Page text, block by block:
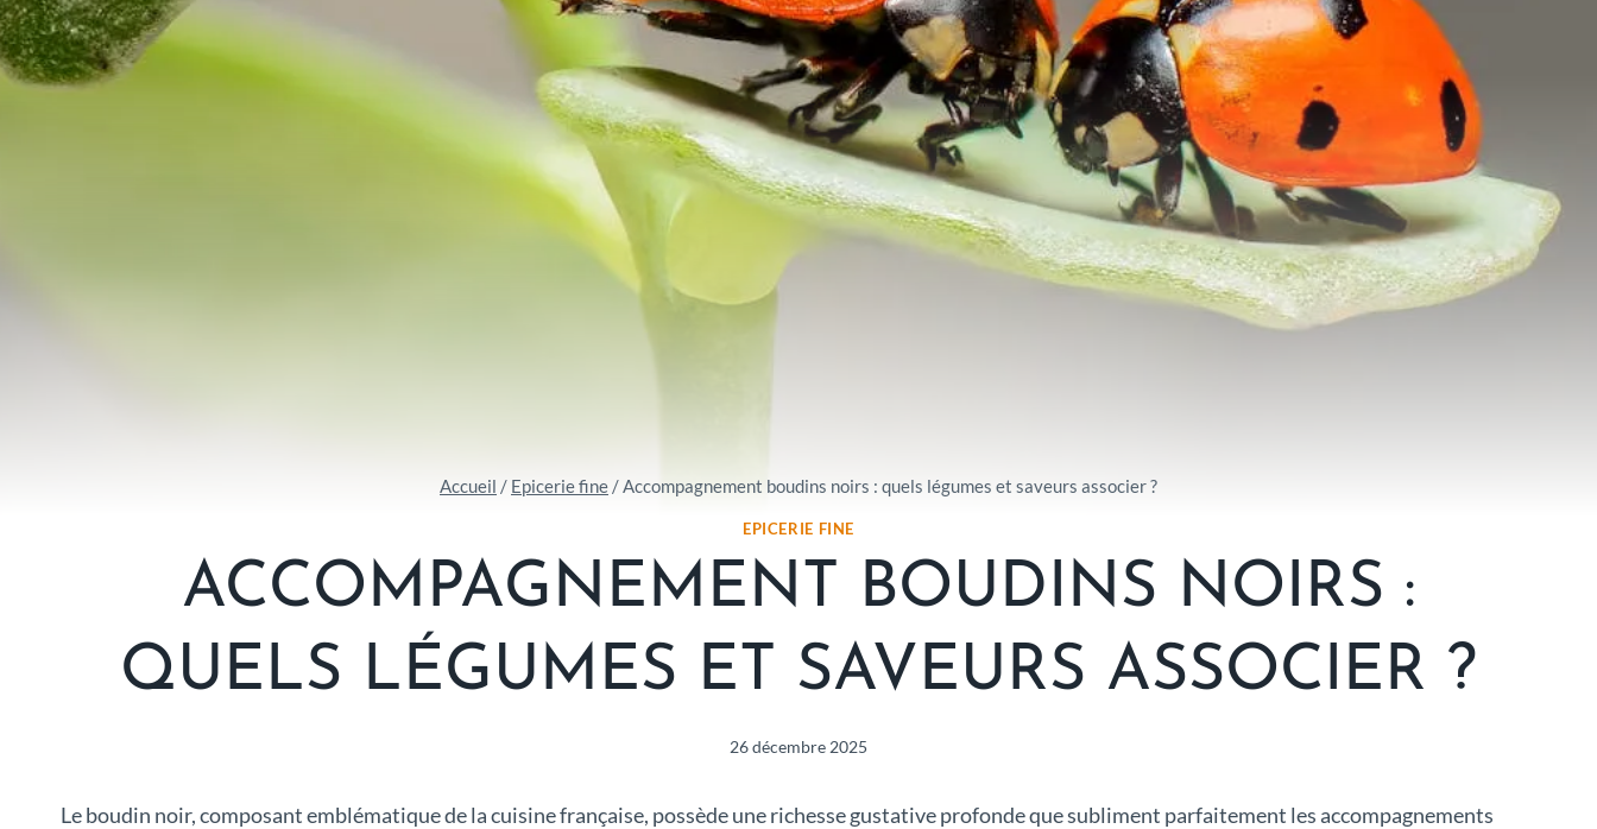
Accueil / Epicerie fine /Accompagnement boudins noirs : quels légumes et saveurs associer ?
EPICERIE FINE
ACCOMPAGNEMENT BOUDINS NOIRS :
QUELS LÉGUMES ET SAVEURS ASSOCIER ?
26 décembre 2025
Le boudin noir, composant emblématique de la cuisine française, possède une richesse gustative profonde que subliment parfaitement les accompagnements